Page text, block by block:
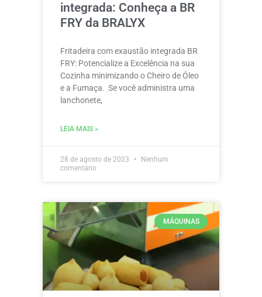
integrada: Conheça a BR
FRY da BRALYX
Fritadeira com exaustão integrada BR
FRY: Potencialize a Excelência na sua
Cozinha minimizando o Cheiro de Óleo
e a Fumaça. Se você administra uma
lanchonete,
LEIA MAIS »
28 de agosto de 2023
Nenhum
comentário
MÁQUINAS